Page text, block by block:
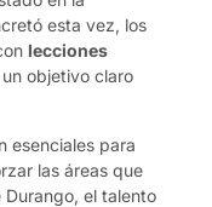
esta vez, los
lecciones
objetivo claro
esenciales para
las áreas que
Durango, el talento